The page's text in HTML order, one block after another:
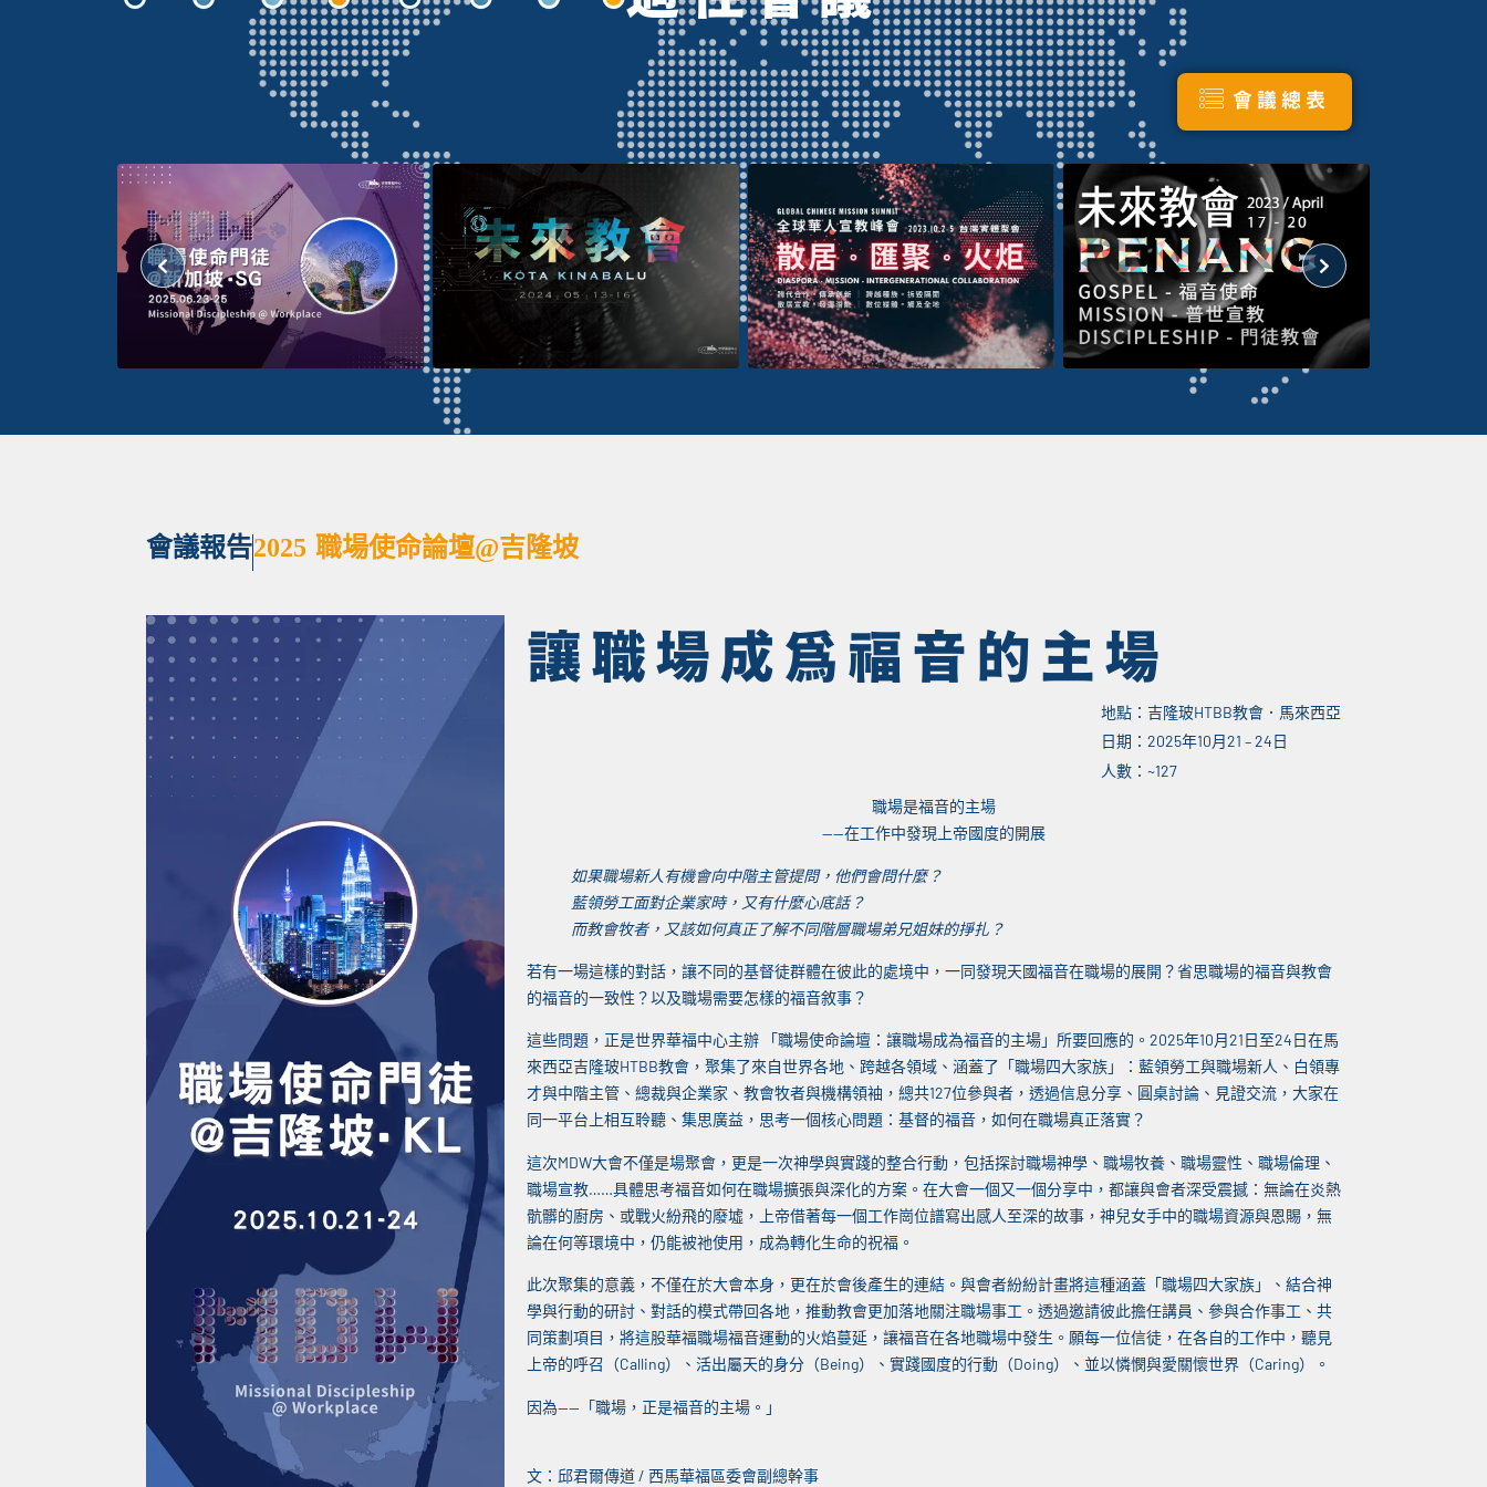
會議總表
FC@KK GCMS2023 FC@PN MDW_AL2022
會議報告2025 職場使命論壇@吉隆坡
讓職場成為福音的主場
地點：吉隆玻HTBB教會．馬來西亞
日期：2025年10月21 – 24日
人數：~127
職場是福音的主場
——在工作中發現上帝國度的開展
如果職場新人有機會向中階主管提問，他們會問什麼？
藍領勞工面對企業家時，又有什麼心底話？
而教會牧者，又該如何真正了解不同階層職場弟兄姐妹的掙扎？
若有一場這樣的對話，讓不同的基督徒群體在彼此的處境中，一同發現天國福音在職場的展開？省思職場的福音與教會
的福音的一致性？以及職場需要怎樣的福音敘事？
這些問題，正是世界華福中心主辦 「職場使命論壇：讓職場成為福音的主場」所要回應的。2025年10月21日至24日在馬
來西亞吉隆玻HTBB教會，聚集了來自世界各地、跨越各領域、涵蓋了「職場四大家族」：藍領勞工與職場新人、白領專
才與中階主管、總裁與企業家、教會牧者與機構領袖，總共127位參與者，透過信息分享、圓桌討論、見證交流，大家在
同一平台上相互聆聽、集思廣益，思考一個核心問題：基督的福音，如何在職場真正落實？
這次MDW大會不僅是場聚會，更是一次神學與實踐的整合行動，包括探討職場神學、職場牧養、職場靈性、職場倫理、
職場宣教……具體思考福音如何在職場擴張與深化的方案。在大會一個又一個分享中，都讓與會者深受震撼：無論在炎熱
骯髒的廚房、或戰火紛飛的廢墟，上帝借著每一個工作崗位譜寫出感人至深的故事，神兒女手中的職場資源與恩賜，無
論在何等環境中，仍能被祂使用，成為轉化生命的祝福。
此次聚集的意義，不僅在於大會本身，更在於會後產生的連結。與會者紛紛計畫將這種涵蓋「職場四大家族」、結合神
學與行動的研討、對話的模式帶回各地，推動教會更加落地關注職場事工。透過邀請彼此擔任講員、參與合作事工、共
同策劃項目，將這股華福職場福音運動的火焰蔓延，讓福音在各地職場中發生。願每一位信徒，在各自的工作中，聽見
上帝的呼召（Calling）、活出屬天的身分（Being）、實踐國度的行動（Doing）、並以憐憫與愛關懷世界（Caring）。
因為——「職場，正是福音的主場。」
文：邱君爾傳道 / 西馬華福區委會副總幹事